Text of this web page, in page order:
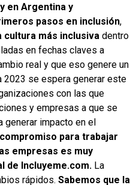
en Argentina y
pasos en inclusión,
más inclusiva dentro
en fechas claves a
real y que eso genere un
2023 se espera generar este
con las que
y empresas a que se
generar impacto en el
para trabajar
empresas es muy
de Incluyeme.com. La
rápidos. Sabemos que la